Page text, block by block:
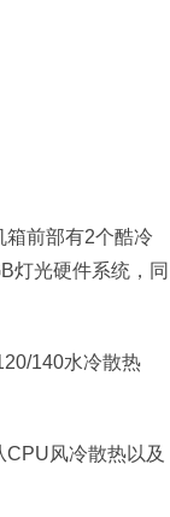
箱前部有2个酷冷
灯光硬件系统，同
140水冷散热
风冷散热以及